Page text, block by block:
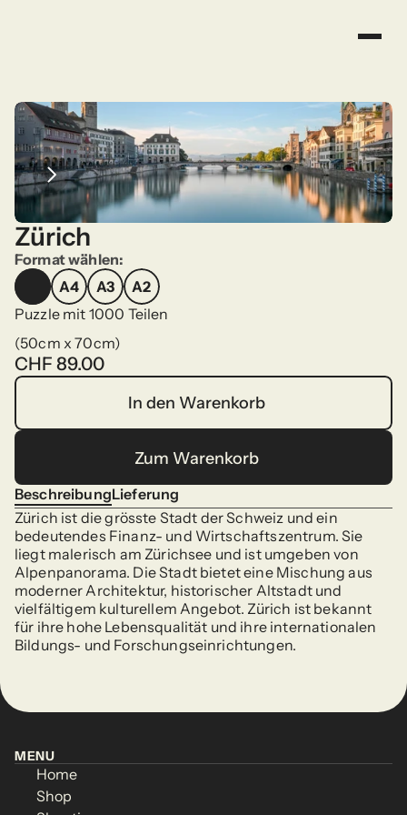
Zürich
Format wählen:
A4
A4
A3
A3
A2
A2
Puzzle mit 1000 Teilen
(50cm x 70cm)
CHF 89.00
In den Warenkorb
In den Warenkorb
Zum Warenkorb
Zum Warenkorb
Beschreibung
Beschreibung
Lieferung
Lieferung
Zürich ist die grösste Stadt der Schweiz und ein
bedeutendes Finanz- und Wirtschaftszentrum. Sie
liegt malerisch am Zürichsee und ist umgeben von
Alpenpanorama. Die Stadt bietet eine Mischung aus
moderner Architektur, historischer Altstadt und
vielfältigem kulturellem Angebot. Zürich ist bekannt
für ihre hohe Lebensqualität und ihre internationalen
Bildungs- und Forschungseinrichtungen.
MENU
Home
MENU
Home
Home
Shop